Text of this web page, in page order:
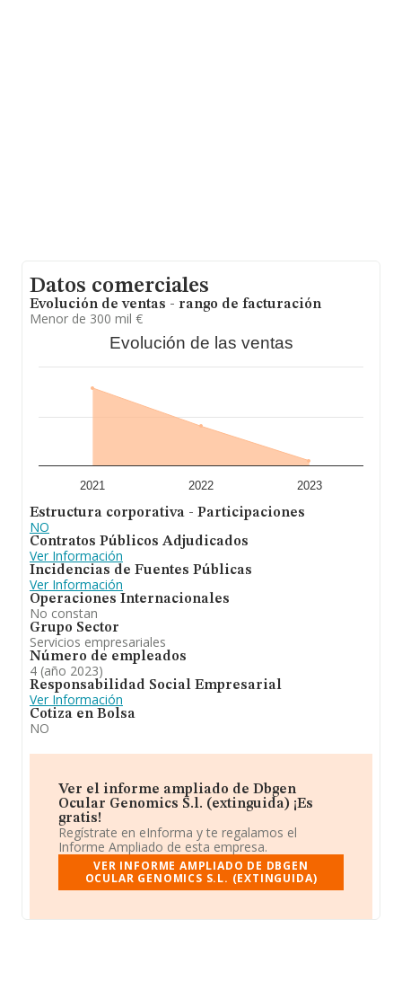
Datos comerciales
Evolución de ventas - rango de facturación
Menor de 300 mil €
Evolución de las ventas
2021 2022 2023
Estructura corporativa - Participaciones
NO
Contratos Públicos Adjudicados
Ver Información
Incidencias de Fuentes Públicas
Ver Información
Operaciones Internacionales
No constan
Grupo Sector
Servicios empresariales
Número de empleados
4 (año 2023)
Responsabilidad Social Empresarial
Ver Información
Cotiza en Bolsa
NO
Ver el informe ampliado de Dbgen
Ocular Genomics S.l. (extinguida) ¡Es
gratis!
Regístrate en eInforma y te regalamos el
Informe Ampliado de esta empresa.
VER INFORME AMPLIADO DE DBGEN
OCULAR GENOMICS S.L. (EXTINGUIDA)